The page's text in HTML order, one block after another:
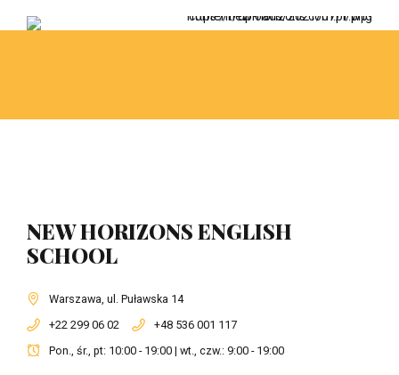
NEW HORIZONS ENGLISH
SCHOOL
Warszawa, ul. Puławska 14
+22 299 06 02
+48 536 001 117
Pon., śr., pt: 10:00 - 19:00 | wt., czw.: 9:00 - 19:00